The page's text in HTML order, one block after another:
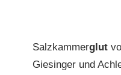
Salzkammerglut
Giesinger und